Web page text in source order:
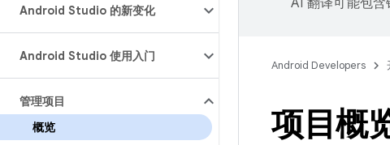
Android Studio 的新变化
Android Studio 使用入门
管理项目
概览
AI 翻译可能包含
Android Developers
项目概